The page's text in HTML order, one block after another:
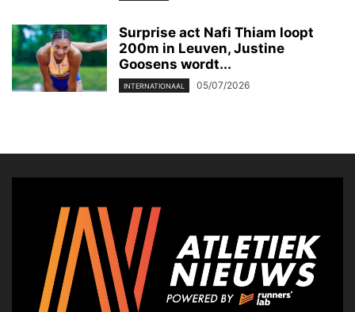
Surprise act Nafi Thiam loopt
200m in Leuven, Justine
Goosens wordt...
INTERNATIONAAL 05/07/2026